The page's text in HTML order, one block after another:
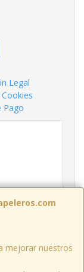
mejorar nuestros
Legal
Pago